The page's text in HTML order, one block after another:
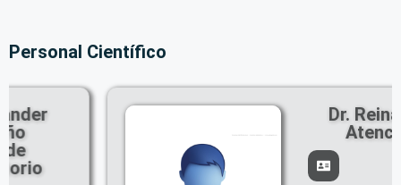
Personal Científico
Dr. Reinaldo
Atencio